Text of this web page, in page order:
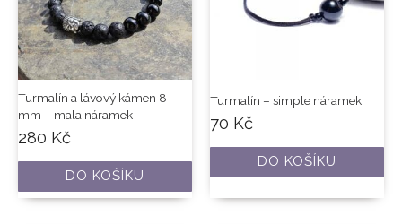
Turmalín a lávový kámen 8
mm – mala náramek
280 Kč
DO KOŠÍKU
Turmalín – simple náramek
70 Kč
DO KOŠÍKU